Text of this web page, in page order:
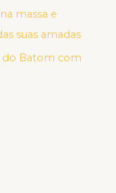
massa e
suas amadas
do Batom com